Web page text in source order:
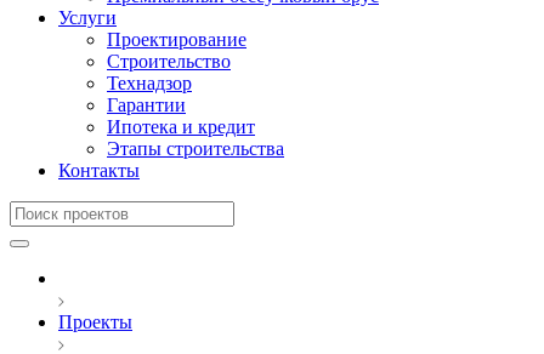
Услуги
Проектирование
Строительство
Технадзор
Гарантии
Ипотека и кредит
Этапы строительства
Контакты
Проекты